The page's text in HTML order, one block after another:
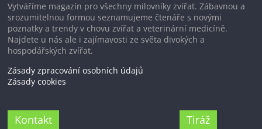
Vytváříme magazín pro všechny milovníky zvířat. Zábavnou a
srozumitelnou formou seznamujeme čtenáře s novými
poznatky a trendy v chovu zvířat a veterinární medicíně.
Najdete u nás ale i zajímavosti ze světa divokých a
hospodářských zvířat.
Zásady zpracování osobních údajů
Zásady cookies
Kontakt Tiráž